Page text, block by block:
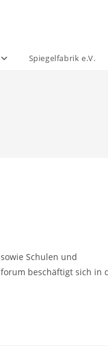
Spiegelfabrik e.V.
Schulen und
beschäftigt sich in